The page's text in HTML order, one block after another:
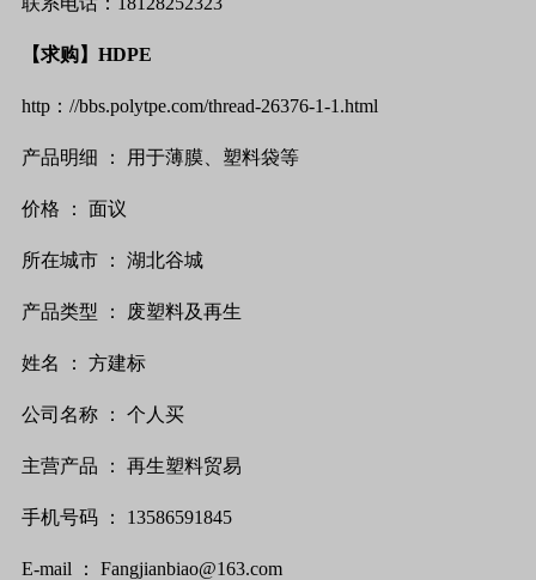
【求购】 HDPE
http ： //bbs.polytpe.com/thread-26376-1-1.html
产品明细 ： 用于薄膜、塑料袋等
价格 ： 面议
所在城市 ： 湖北谷城
产品类型 ： 废塑料及再生
姓名 ： 方建标
公司名称 ： 个人买
主营产品 ： 再生塑料贸易
手机号码 ： 13586591845
E-mail ： Fangjianbiao@163.com